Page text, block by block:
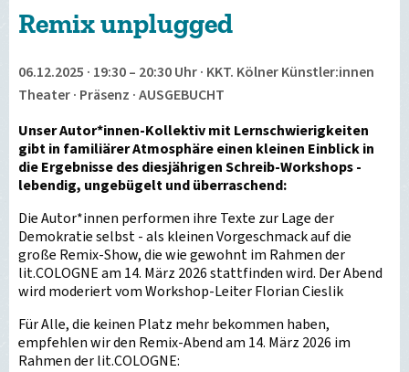
Remix unplugged
06.12.2025 · 19:30 – 20:30 Uhr · KKT. Kölner Künstler:innen
Theater · Präsenz · AUSGEBUCHT
Unser Autor*innen-Kollektiv mit Lernschwierigkeiten
gibt in familiärer Atmosphäre einen kleinen Einblick in
die Ergebnisse des diesjährigen Schreib-Workshops -
lebendig, ungebügelt und überraschend:
Die Autor*innen performen ihre Texte zur Lage der
Demokratie selbst - als kleinen Vorgeschmack auf die
große Remix-Show, die wie gewohnt im Rahmen der
lit.COLOGNE am 14. März 2026 stattfinden wird. Der Abend
wird moderiert vom Workshop-Leiter Florian Cieslik
Für Alle, die keinen Platz mehr bekommen haben,
empfehlen wir den Remix-Abend am 14. März 2026 im
Rahmen der lit.COLOGNE: